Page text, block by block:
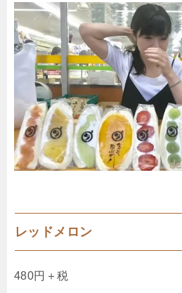
レッドメロン
480円＋税